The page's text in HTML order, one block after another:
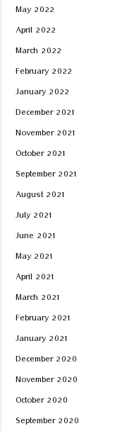
May 2022
April 2022
March 2022
February 2022
January 2022
December 2021
November 2021
October 2021
September 2021
August 2021
July 2021
June 2021
May 2021
April 2021
March 2021
February 2021
January 2021
December 2020
November 2020
October 2020
September 2020